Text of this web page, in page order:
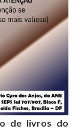
de livros do